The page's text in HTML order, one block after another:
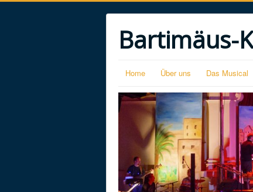
Bartimäus-
Home Über uns Das Musical